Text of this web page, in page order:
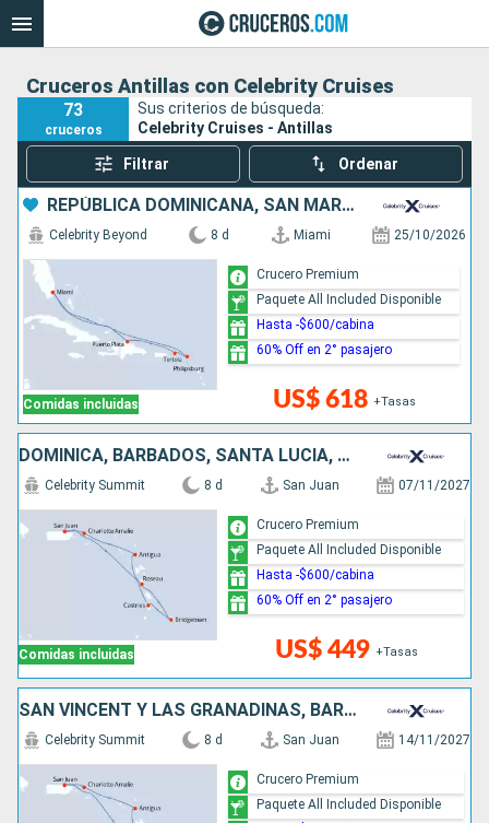
Cruceros Antillas con Celebrity Cruises
73
cruceros
Sus criterios de búsqueda:
Celebrity Cruises - Antillas
Filtrar Ordenar
REPÚBLICA DOMINICANA, SAN MARTÍN, ESTADOS UNIDOS
Comidas incluidas
Celebrity Beyond 8 d Miami 25/10/2026
US$ 618 +Tasas
Crucero Premium
Paquete All Included Disponible
Hasta -$600/cabina
60% Off en 2° pasajero
DOMINICA, BARBADOS, SANTA LUCIA, ANTIGUA Y BARBUDA, ESTADOS UNIDOS, PUERTO RICO
Comidas incluidas
Celebrity Summit 8 d San Juan 07/11/2027
US$ 449 +Tasas
Crucero Premium
Paquete All Included Disponible
Hasta -$600/cabina
60% Off en 2° pasajero
SAN VINCENT Y LAS GRANADINAS, BARBADOS, SANTA LUCIA, ANTIGUA Y BARBUDA, ESTADOS UNIDOS, PUERTO RICO
Celebrity Summit 8 d San Juan 14/11/2027
Crucero Premium
Paquete All Included Disponible